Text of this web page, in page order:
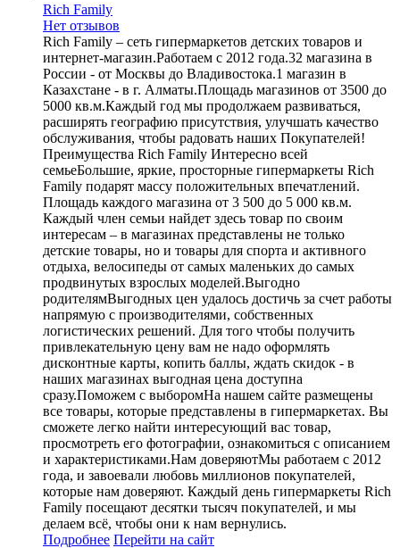
Rich Family
Нет отзывов
Rich Family – сеть гипермаркетов детских товаров и
интернет-магазин.Работаем с 2012 года.32 магазина в
России - от Москвы до Владивостока.1 магазин в
Казахстане - в г. Алматы.Площадь магазинов от 3500 до
5000 кв.м.Каждый год мы продолжаем развиваться,
расширять географию присутствия, улучшать качество
обслуживания, чтобы радовать наших Покупателей!
Преимущества Rich Family Интересно всей
семьеБольшие, яркие, просторные гипермаркеты Rich
Family подарят массу положительных впечатлений.
Площадь каждого магазина от 3 500 до 5 000 кв.м.
Каждый член семьи найдет здесь товар по своим
интересам – в магазинах представлены не только
детские товары, но и товары для спорта и активного
отдыха, велосипеды от самых маленьких до самых
продвинутых взрослых моделей.Выгодно
родителямВыгодных цен удалось достичь за счет работы
напрямую с производителями, собственных
логистических решений. Для того чтобы получить
привлекательную цену вам не надо оформлять
дисконтные карты, копить баллы, ждать скидок - в
наших магазинах выгодная цена доступна
сразу.Поможем с выборомНа нашем сайте размещены
все товары, которые представлены в гипермаркетах. Вы
сможете легко найти интересующий вас товар,
просмотреть его фотографии, ознакомиться с описанием
и характеристиками.Нам доверяютМы работаем с 2012
года, и завоевали любовь миллионов покупателей,
которые нам доверяют. Каждый день гипермаркеты Rich
Family посещают десятки тысяч покупателей, и мы
делаем всё, чтобы они к нам вернулись.
Подробнее Перейти на сайт